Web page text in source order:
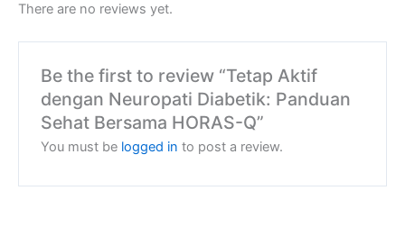
There are no reviews yet.
Be the first to review “Tetap Aktif
dengan Neuropati Diabetik: Panduan
Sehat Bersama HORAS-Q”
You must be logged in to post a review.